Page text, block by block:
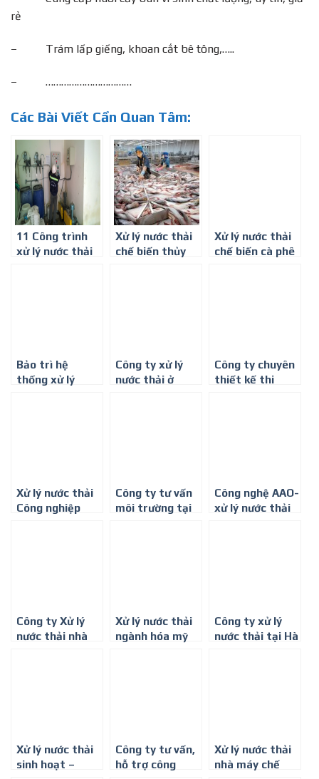
rẻ
– Trám lấp giếng, khoan cắt bê tông,…..
– ……………………………
Các Bài Viết Cần Quan Tâm:
11 Công trình
xử lý nước thải
Xử lý nước thải
chế biến thủy
Xử lý nước thải
chế biến cà phê
Bảo trì hệ
thống xử lý
Công ty xử lý
nước thải ở
Công ty chuyên
thiết kế thi
Xử lý nước thải
Công nghiệp
Công ty tư vấn
môi trường tại
Công nghệ AAO-
xử lý nước thải
Công ty Xử lý
nước thải nhà
Xử lý nước thải
ngành hóa mỹ
Công ty xử lý
nước thải tại Hà
Xử lý nước thải
sinh hoạt –
Công ty tư vấn,
hỗ trợ công
Xử lý nước thải
nhà máy chế